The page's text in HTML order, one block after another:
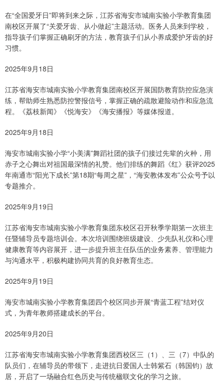
在“全国爱牙日”即将到来之际，江苏省海安市城南实验小学教育集团
南校区开展了“关爱牙齿、从小做起”主题活动。医务人员来到学校，
指导孩子们掌握正确刷牙的方法，教育孩子们从小养成爱护牙齿的好
习惯。
2025年9月18日
江苏省海安市城南实验小学教育集团南校区开展国防教育防控应急演
练，帮助师生熟悉防控警报信号，掌握正确的疏散避险动作和应急流
程。《荔枝新闻》《悦海安》《海安播报》等媒体报道。
2025年9月18日
海安市城南实验小学“小美满”舞蹈社团的孩子们接过先辈的火种，用
赤子之心舞出对祖国最深情的礼赞。他们排练的舞蹈《红》获评2025
年南通市“阳光下成长”第18期“每周之星”，“海安教体发布”公众号予以
专题推介。
2025年9月19日
江苏省海安市城南实验小学教育集团东校区召开秋季学期第一次班主
任暨辅导员专题培训会。本次培训围绕班级建设、少先队礼仪和心理
健康教育等内容展开，进一步提升班主任队伍的业务素养、管理能力
与沟通水平，积极构建协同共育的良好教育生态。
2025年9月19日
海安市城南实验小学教育集团四个校区同步开展“青蓝工程”结对仪
式，为青年教师搭建成长的平台。
2025年9月20日
江苏省海安市城南实验小学教育集团西校区三（1）、三（7）中队的
队员们，在辅导员的带领下，走进抗日爱国人士韩紫石（韩国钧）故
居，开启了一场融合红色历史与传统楹联文化的学习之旅。